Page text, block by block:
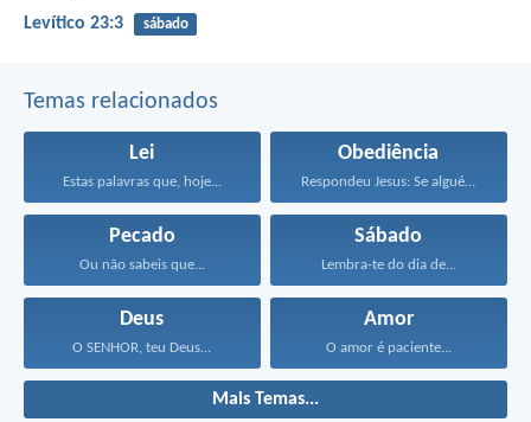
Levítico 23:3 sábado
Temas relacionados
Lei
Estas palavras que, hoje...
Obediência
Respondeu Jesus: Se alguém...
Pecado
Ou não sabeis que...
Sábado
Lembra-te do dia de...
Deus
O SENHOR, teu Deus...
Amor
O amor é paciente...
Mais Temas...